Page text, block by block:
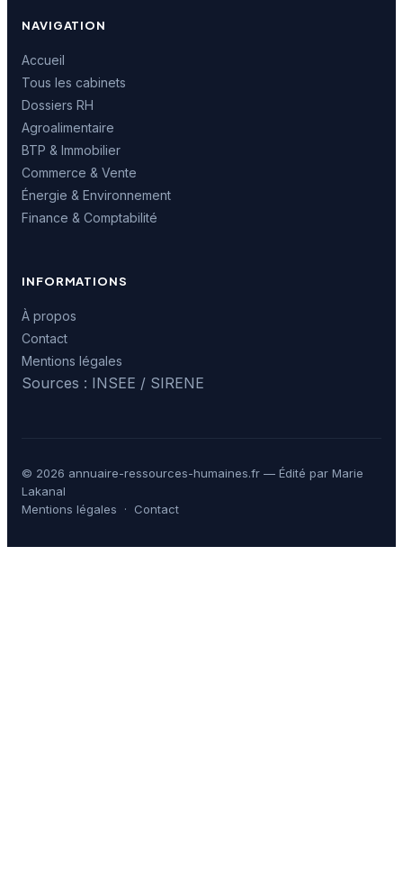
NAVIGATION
Accueil
Tous les cabinets
Dossiers RH
Agroalimentaire
BTP & Immobilier
Commerce & Vente
Énergie & Environnement
Finance & Comptabilité
INFORMATIONS
À propos
Contact
Mentions légales
Sources : INSEE / SIRENE
© 2026 annuaire-ressources-humaines.fr — Édité par Marie
Lakanal
Mentions légales · Contact